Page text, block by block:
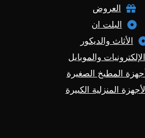
العروض
البلت ان
الأثاث والديكور
الإلكترونيات والموبايل
أجهزة المطبخ الصغيرة
الأجهزة المنزلية الكبيرة